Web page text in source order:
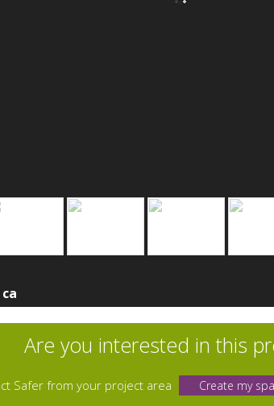
Are you interested in this
Safer from your project area Create my